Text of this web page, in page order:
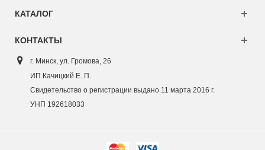
КАТАЛОГ
КОНТАКТЫ
г. Минск, ул. Громова, 26
ИП Качицкий Е. П.
Свидетельство о регистрации выдано 11 марта 2016 г.
УНП 192618033